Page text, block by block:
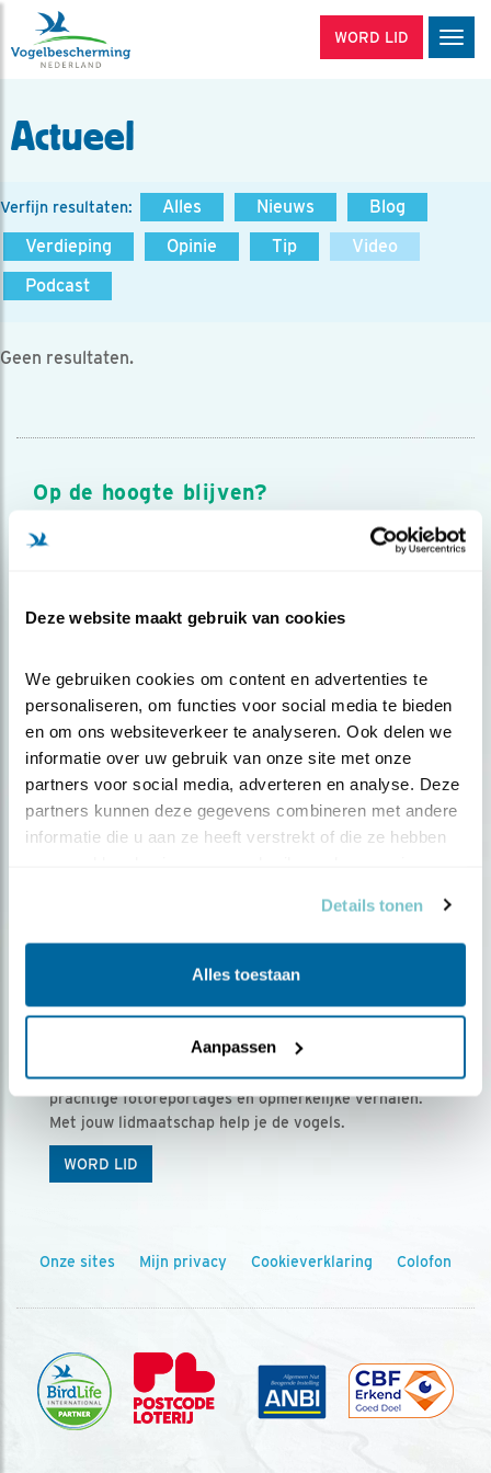
Deze website maakt gebruik van cookies
We gebruiken cookies om content en advertenties te
personaliseren, om functies voor social media te bieden
en om ons websiteverkeer te analyseren. Ook delen we
informatie over uw gebruik van onze site met onze
partners voor social media, adverteren en analyse. Deze
partners kunnen deze gegevens combineren met andere
informatie die u aan ze heeft verstrekt of die ze hebben
Details tonen
Alles toestaan
Aanpassen
WORD LID
Actueel
Verfijn resultaten: Alles Nieuws
Blog
Verdieping
Opinie Tip
Video
Podcast
Geen resultaten.
Op de hoogte blijven?
Meld je aan en ontvang nieuws, inspiratie, acties en tips
over vogels en activiteiten van Vogelbescherming.
Ontvang 5 x Vogels voor € 36,00 per jaar
Vogels is het tijdschrift voor onze leden, met
prachtige fotoreportages en opmerkelijke verhalen.
Met jouw lidmaatschap help je de vogels.
WORD LID
Onze sites Mijn privacy Cookieverklaring Colofon